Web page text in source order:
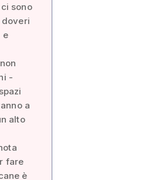
sono
doveri
e
-
a
alto
fare
è